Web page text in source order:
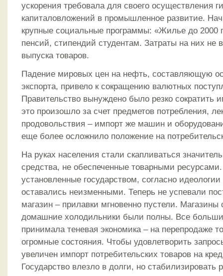
ускорения требовала для своего осуществления
капиталовложений в промышленное развитие.
крупные социальные программы: «Жилье до 2000
пенсий, стипендий студентам. Затраты на них не
выпуска товаров.
Падение мировых цен на нефть, составляющую
экспорта, привело к сокращению валютных
Правительство вынуждено было резко сократить
это произошло за счет предметов потребления,
продовольствия – импорт же машин и
еще более осложнило положение на
На руках населения стали скапливаться
средства, не обеспеченные товарными
установленные государством, согласно
оставались неизменными. Теперь не успевали
магазин – прилавки мгновенно пустели. Магазины
домашние холодильники были полны. Все
принимала теневая экономика – на перепродаже
огромные состояния. Чтобы удовлетворить
увеличен импорт потребительских товаров на
Государство влезло в долги, но стабилизировать